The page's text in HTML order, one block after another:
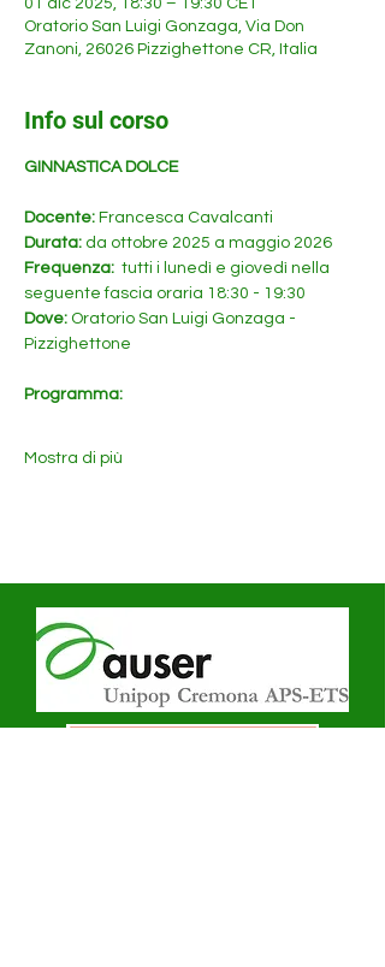
01 dic 2025, 18:30 – 19:30 CET
Oratorio San Luigi Gonzaga, Via Don
Zanoni, 26026 Pizzighettone CR, Italia
Info sul corso
GINNASTICA DOLCE
Docente: Francesca Cavalcanti
Durata: da ottobre 2025 a maggio 2026
Frequenza: tutti i lunedì e giovedì nella
seguente fascia oraria 18:30 - 19:30
Dove: Oratorio San Luigi Gonzaga -
Pizzighettone
Programma:
Mostra di più